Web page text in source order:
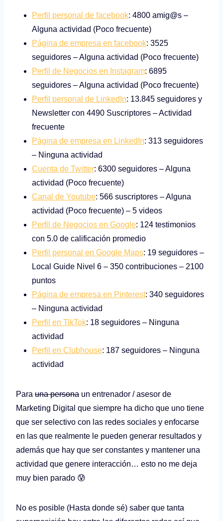
Perfil personal de facebook: 4800 amig@s –
Alguna actividad (Poco frecuente)
Página de empresa en facebook: 3525
seguidores – Alguna actividad (Poco frecuente)
Perfil de Negocios en Instagram: 6895
seguidores – Alguna actividad (Poco frecuente)
Perfil personal de LinkedIn: 13.845 seguidores y
Newsletter con 4490 Suscriptores – Actividad
frecuente
Página de empresa en LinkedIn: 313 seguidores
– Ninguna actividad
Cuenta de Twitter: 6300 seguidores – Alguna
actividad (Poco frecuente)
Canal de Youtube: 566 suscriptores – Alguna
actividad (Poco frecuente) – 5 videos
Perfil de Negocios en Google: 124 testimonios
con 5.0 de calificación promedio
Perfil personal en Google Maps: 19 seguidores –
Local Guide Nivel 6 – 350 contribuciones – 2100
puntos
Página de empresa en Pinterest: 340 seguidores
– Ninguna actividad
Perfil en TikTok: 18 seguidores – Ninguna
actividad
Perfil en Clubhouse: 187 seguidores – Ninguna
actividad
Para una persona un entrenador / asesor de
Marketing Digital que siempre ha dicho que uno tiene
que ser selectivo con las redes sociales y enfocarse
en las que realmente le pueden generar resultados y
además que hay que ser constantes y mantener una
actividad que genere interacción… esto no me deja
muy bien parado 😰
No es posible (Hasta donde sé) saber que tanta